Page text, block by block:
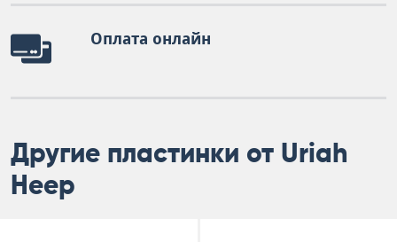
Оплата онлайн
Другие пластинки от Uriah
Heep